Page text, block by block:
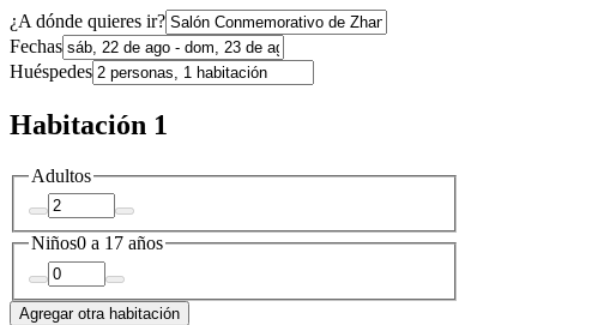
¿A dónde quieres ir?
Fechas
Huéspedes
Habitación 1
Adultos
Niños0 a 17 años
Agregar otra habitación